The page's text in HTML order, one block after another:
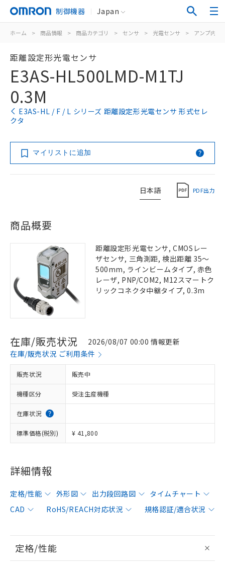
制御機器 Japan
ホーム > 商品情報 > 商品カテゴリ > センサ > 光電センサ > アンプ内蔵
距離設定形光電センサ
E3AS-HL500LMD-M1TJ
0.3M
E3AS-HL / F / L シリーズ 距離設定形光電センサ 形式セレ
クタ
マイリストに追加
日本語 PDF出力
商品概要
距離設定形光電センサ, CMOSレー
ザセンサ, 三角測距, 検出距離 35～
500mm, ラインビームタイプ, 赤色
レーザ, PNP/COM2, M12スマートク
リックコネクタ中継タイプ, 0.3m
在庫/販売状況
2026/08/07 00:00 情報更新
在庫/販売状況 ご利用条件
販売状況 販売中
機種区分 受注生産機種
在庫状況
標準価格(税別) ¥ 41,800
詳細情報
定格/性能 外形図 出力段回路図
タイムチャート
CAD
RoHS/REACH対応状況 規格認証/適合状況
定格/性能